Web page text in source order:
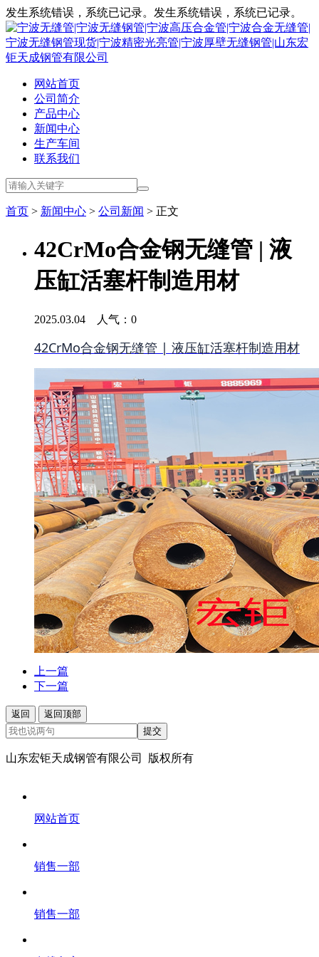
发生系统错误，系统已记录。发生系统错误，系统已记录。
网站首页
公司简介
产品中心
新闻中心
生产车间
联系我们
首页 > 新闻中心 > 公司新闻 > 正文
42CrMo合金钢无缝管 | 液
压缸活塞杆制造用材
2025.03.04 人气： 0
42CrMo合金钢无缝管 | 液压缸活塞杆制造用材
上一篇
下一篇
返回
返回顶部
提交
山东宏钜天成钢管有限公司 版权所有
网站首页
销售一部
销售一部